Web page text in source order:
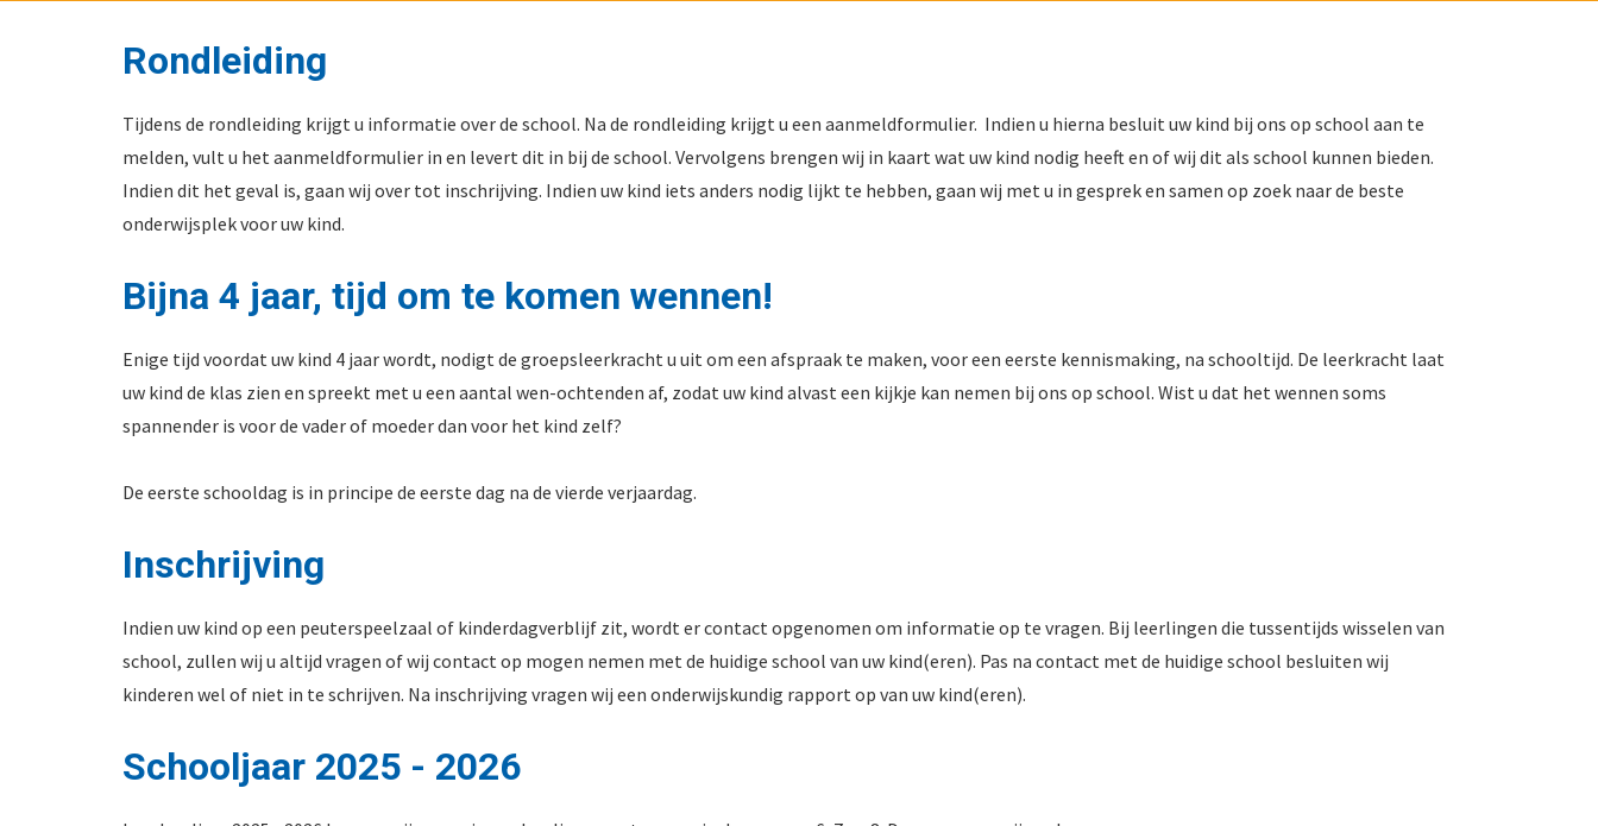
Rondleiding
Tijdens de rondleiding krijgt u informatie over de school. Na de rondleiding krijgt u een aanmeldformulier. Indien u hierna besluit uw kind bij ons op school aan te
melden, vult u het aanmeldformulier in en levert dit in bij de school. Vervolgens brengen wij in kaart wat uw kind nodig heeft en of wij dit als school kunnen bieden.
Indien dit het geval is, gaan wij over tot inschrijving. Indien uw kind iets anders nodig lijkt te hebben, gaan wij met u in gesprek en samen op zoek naar de beste
onderwijsplek voor uw kind.
Bijna 4 jaar, tijd om te komen wennen!
Enige tijd voordat uw kind 4 jaar wordt, nodigt de groepsleerkracht u uit om een afspraak te maken, voor een eerste kennismaking, na schooltijd. De leerkracht laat
uw kind de klas zien en spreekt met u een aantal wen-ochtenden af, zodat uw kind alvast een kijkje kan nemen bij ons op school. Wist u dat het wennen soms
spannender is voor de vader of moeder dan voor het kind zelf?
De eerste schooldag is in principe de eerste dag na de vierde verjaardag.
Inschrijving
Indien uw kind op een peuterspeelzaal of kinderdagverblijf zit, wordt er contact opgenomen om informatie op te vragen. Bij leerlingen die tussentijds wisselen van
school, zullen wij u altijd vragen of wij contact op mogen nemen met de huidige school van uw kind(eren). Pas na contact met de huidige school besluiten wij
kinderen wel of niet in te schrijven. Na inschrijving vragen wij een onderwijskundig rapport op van uw kind(eren).
Schooljaar 2025 - 2026